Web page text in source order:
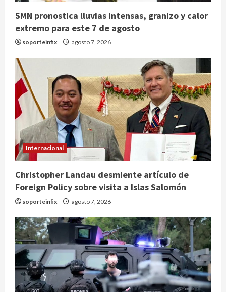
SMN pronostica lluvias intensas, granizo y calor
extremo para este 7 de agosto
soporteinfix agosto 7, 2026
Internacional
Christopher Landau desmiente artículo de
Foreign Policy sobre visita a Islas Salomón
soporteinfix agosto 7, 2026